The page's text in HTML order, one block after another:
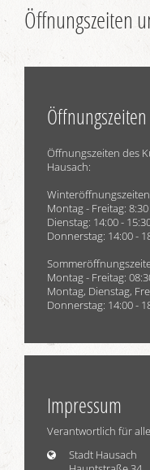
Öffnungszeiten
Öffnungszeiten
Öffnungszeiten des
Hausach:
Montag - Freitag:
Dienstag: 14:00 -
Donnerstag: 14:00 -
Montag - Freitag:
Montag, Dienstag,
Donnerstag: 14:00 -
Impressum
Verantwortlich für
Stadt Hausach